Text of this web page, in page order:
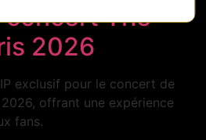
concert The
2026
exclusif pour le concert de
offrant une expérience
fans.